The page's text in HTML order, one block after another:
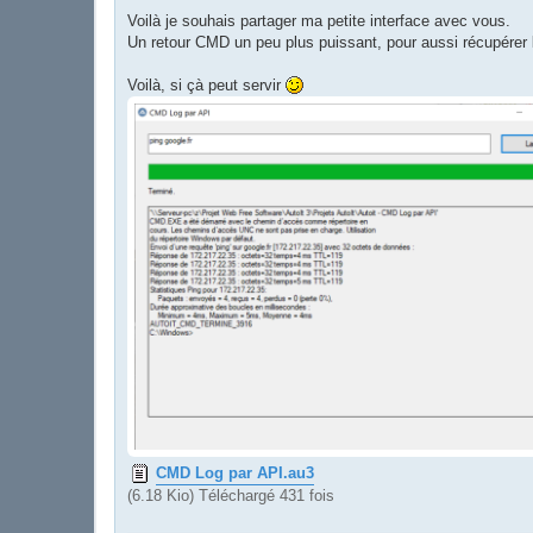
g
Voilà je souhais partager ma petite interface avec vous.
Un retour CMD un peu plus puissant, pour aussi récupérer
Voilà, si çà peut servir
CMD Log par API.au3
(6.18 Kio) Téléchargé 431 fois